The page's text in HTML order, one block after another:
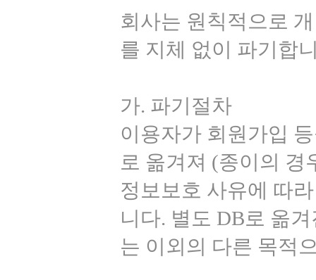
회사는 원칙적으로
를 지체 없이 파기합
가. 파기절차
이용자가 회원가입
로 옮겨져 (종이의
정보보호 사유에 따
니다. 별도 DB로 옮
는 이외의 다른 목적